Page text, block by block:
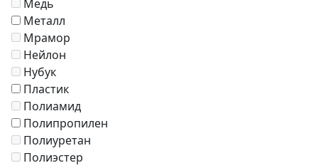
Медь
Металл
Мрамор
Нейлон
Нубук
Пластик
Полиамид
Полипропилен
Полиуретан
Полиэстер